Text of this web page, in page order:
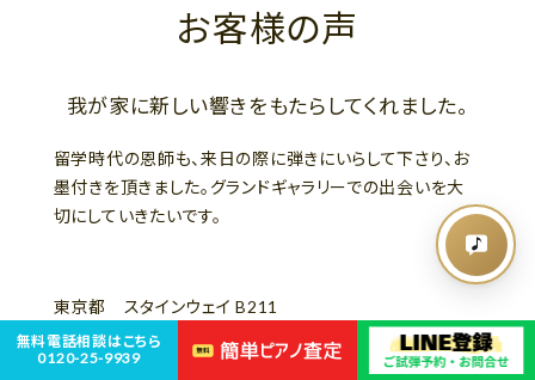
お客様の声
我が家に新しい響きをもたらしてくれました。
留学時代の恩師も、来日の際に弾きにいらして下さり、お
墨付きを頂きました。グランドギャラリーでの出会いを大
切にしていきたいです。
東京都 スタインウェイ B211
さらに詳しく
無料電話相談はこちら
0120-25-9939